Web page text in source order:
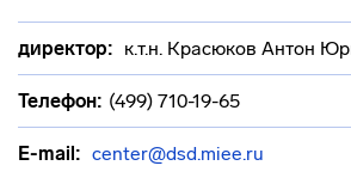
директор: к.т.н. Красюков Антон
Телефон: (499) 710-19-65
E-mail: center@dsd.miee.ru